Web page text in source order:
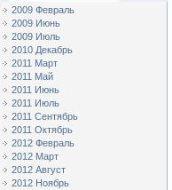
2009 Февраль
2009 Июнь
2009 Июль
2010 Декабрь
2011 Март
2011 Май
2011 Июнь
2011 Июль
2011 Сентябрь
2011 Октябрь
2012 Февраль
2012 Март
2012 Август
2012 Ноябрь